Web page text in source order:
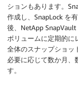
ションもあります。
作成し、SnapLock を
後、NetApp
ボリュームに定期的に
全体のスナップショッ
必要に応じて数か月、
す。